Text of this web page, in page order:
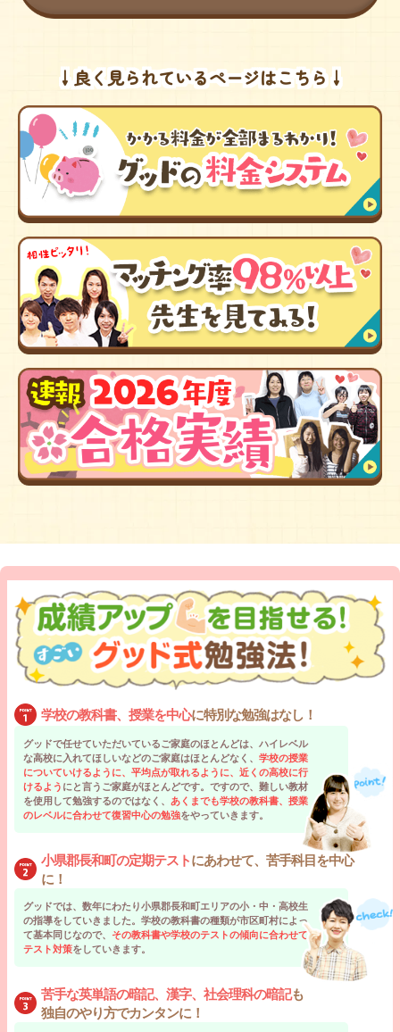
↓良く見られているページはこちら↓
学校の教科書、授業を中心に特別な勉強はなし！
グッドで任せていただいているご家庭のほとんどは、ハイレベル
な高校に入れてほしいなどのご家庭はほとんどなく、 学校の授業
についていけるように、平均点が取れるように、近くの高校に行
けるよう にと言うご家庭がほとんどです。ですので、難しい教材
を使用して勉強するのではなく、 あくまでも学校の教科書、授業
のレベルに合わせて復習中心の勉強をやっていきます。
小県郡長和町の定期テストにあわせて、苦手科目を中心
に！
グッドでは、数年にわたり小県郡長和町エリアの小・中・高校生
の指導をしていきました。学校の教科書の種類が市区町村によっ
て基本同じなので、 その教科書や学校のテストの傾向に合わせて
テスト対策をしていきます。
苦手な英単語の暗記、漢字、社会理科の暗記も
独自のやり方でカンタンに！